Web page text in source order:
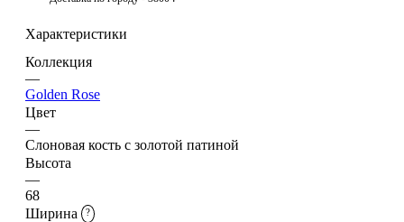
Характеристики
Коллекция
—
Golden Rose
Цвет
—
Слоновая кость с золотой патиной
Высота
—
68
Ширина
?